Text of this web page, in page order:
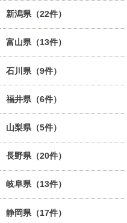
新潟県（22件）
富山県（13件）
石川県（9件）
福井県（6件）
山梨県（5件）
長野県（20件）
岐阜県（13件）
静岡県（17件）